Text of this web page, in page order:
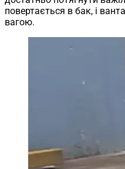
повертається в бак, і
вагою.